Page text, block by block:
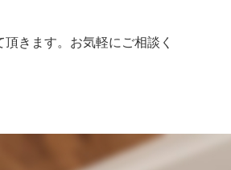
きます。お気軽にご相談く